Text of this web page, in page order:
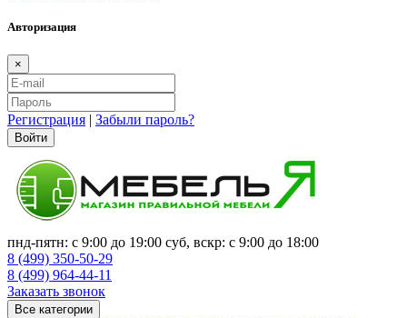
Авторизация
×
Регистрация | Забыли пароль?
Войти
пнд-пятн: с 9:00 до 19:00 суб, вскр: с 9:00 до 18:00
8 (499) 350-50-29
8 (499) 964-44-11
Заказать звонок
Все категории